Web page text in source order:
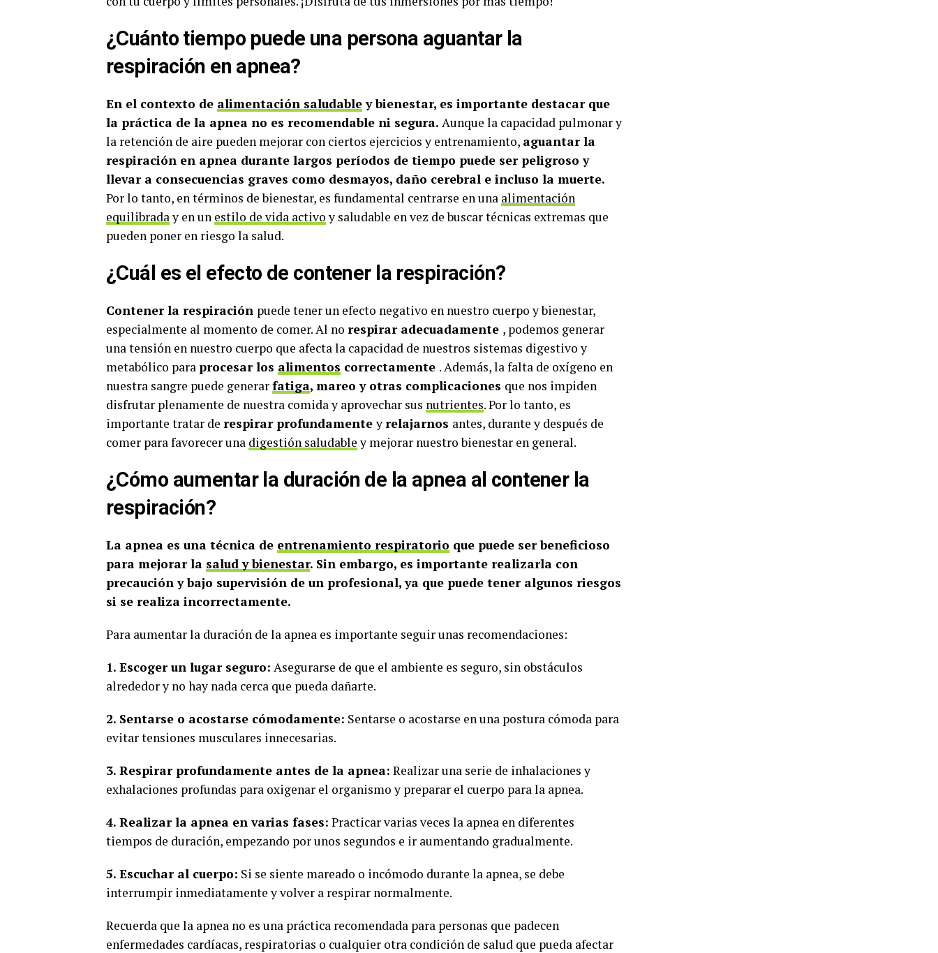
¿Cuánto tiempo puede una persona aguantar la
respiración en apnea?
En el contexto de alimentación saludabley bienestar, es importante destacar que
la práctica de la apnea no es recomendable ni segura. Aunque la capacidad pulmonar y
la retención de aire pueden mejorar con ciertos ejercicios y entrenamiento, aguantar la
respiración en apnea durante largos períodos de tiempo puede ser peligroso y
llevar a consecuencias graves como desmayos, daño cerebral e incluso la muerte.
Por lo tanto, en términos de bienestar, es fundamental centrarse en una alimentación
equilibraday en un estilo de vida activoy saludable en vez de buscar técnicas extremas que
pueden poner en riesgo la salud.
¿Cuál es el efecto de contener la respiración?
Contener la respiración puede tener un efecto negativo en nuestro cuerpo y bienestar,
especialmente al momento de comer. Al no respirar adecuadamente , podemos generar
una tensión en nuestro cuerpo que afecta la capacidad de nuestros sistemas digestivo y
metabólico para procesar los alimentos correctamente . Además, la falta de oxígeno en
nuestra sangre puede generarfatiga, mareo y otras complicaciones que nos impiden
disfrutar plenamente de nuestra comida y aprovechar sus nutrientes. Por lo tanto, es
importante tratar de respirar profundamenteyrelajarnos antes, durante y después de
comer para favorecer una digestión saludabley mejorar nuestro bienestar en general.
¿Cómo aumentar la duración de la apnea al contener la
respiración?
La apnea es una técnica de entrenamiento respiratorio que puede ser beneficioso
para mejorar la salud y bienestar. Sin embargo, es importante realizarla con
precaución y bajo supervisión de un profesional, ya que puede tener algunos riesgos
si se realiza incorrectamente.
Para aumentar la duración de la apnea es importante seguir unas recomendaciones:
1. Escoger un lugar seguro: Asegurarse de que el ambiente es seguro, sin obstáculos
alrededor y no hay nada cerca que pueda dañarte.
2. Sentarse o acostarse cómodamente: Sentarse o acostarse en una postura cómoda para
evitar tensiones musculares innecesarias.
3. Respirar profundamente antes de la apnea: Realizar una serie de inhalaciones y
exhalaciones profundas para oxigenar el organismo y preparar el cuerpo para la apnea.
4. Realizar la apnea en varias fases: Practicar varias veces la apnea en diferentes
tiempos de duración, empezando por unos segundos e ir aumentando gradualmente.
5. Escuchar al cuerpo: Si se siente mareado o incómodo durante la apnea, se debe
interrumpir inmediatamente y volver a respirar normalmente.
Recuerda que la apnea no es una práctica recomendada para personas que padecen
enfermedades cardíacas, respiratorias o cualquier otra condición de salud que pueda afectar